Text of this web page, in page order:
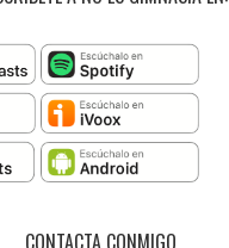
CONTACTA CONMIGO